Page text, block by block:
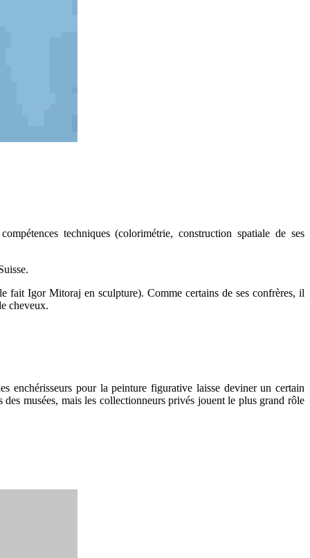
techniques (colorimétrie, construction spatiale de ses
fait Igor Mitoraj en sculpture). Comme certains de ses confrères, il
cheveux.
enchérisseurs pour la peinture figurative laisse deviner un certain
musées, mais les collectionneurs privés jouent le plus grand rôle